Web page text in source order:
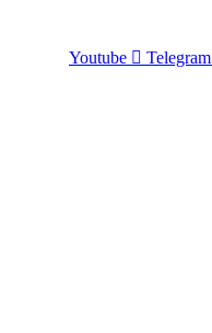
Youtube Telegram